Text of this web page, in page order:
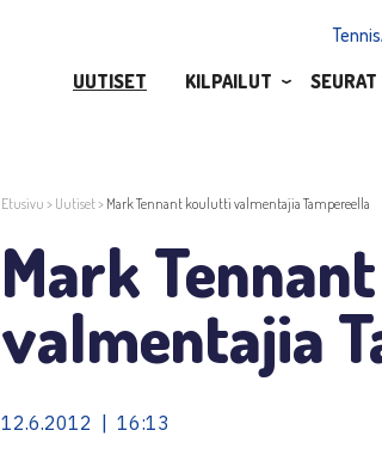
UUTISET
KILPAILUT SEURAT
Etusivu > Uutiset> Mark Tennant koulutti valmentajia Tampereella
Mark
valmentajia
12.6.2012 | 16:13